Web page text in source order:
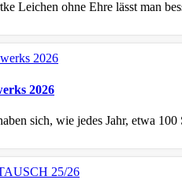
Leichen ohne Ehre lässt man
2026
sich, wie jedes Jahr, etwa